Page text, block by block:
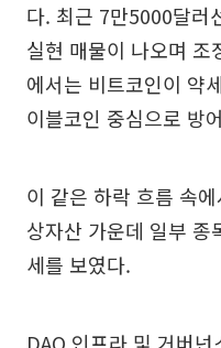
다. 최근 7만5000달러
실현 매물이 나오며 조
에서는 비트코인이 약
이블코인 중심으로 방
이 같은 하락 흐름 속
상자산 가운데 일부 종
세를 보였다.